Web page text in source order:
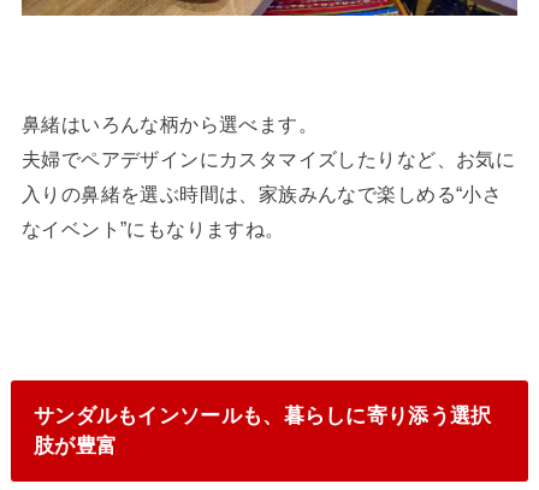
鼻緒はいろんな柄から選べます。
夫婦でペアデザインにカスタマイズしたりなど、お気に
入りの鼻緒を選ぶ時間は、家族みんなで楽しめる“小さ
なイベント”にもなりますね。
サンダルもインソールも、暮らしに寄り添う選択
肢が豊富